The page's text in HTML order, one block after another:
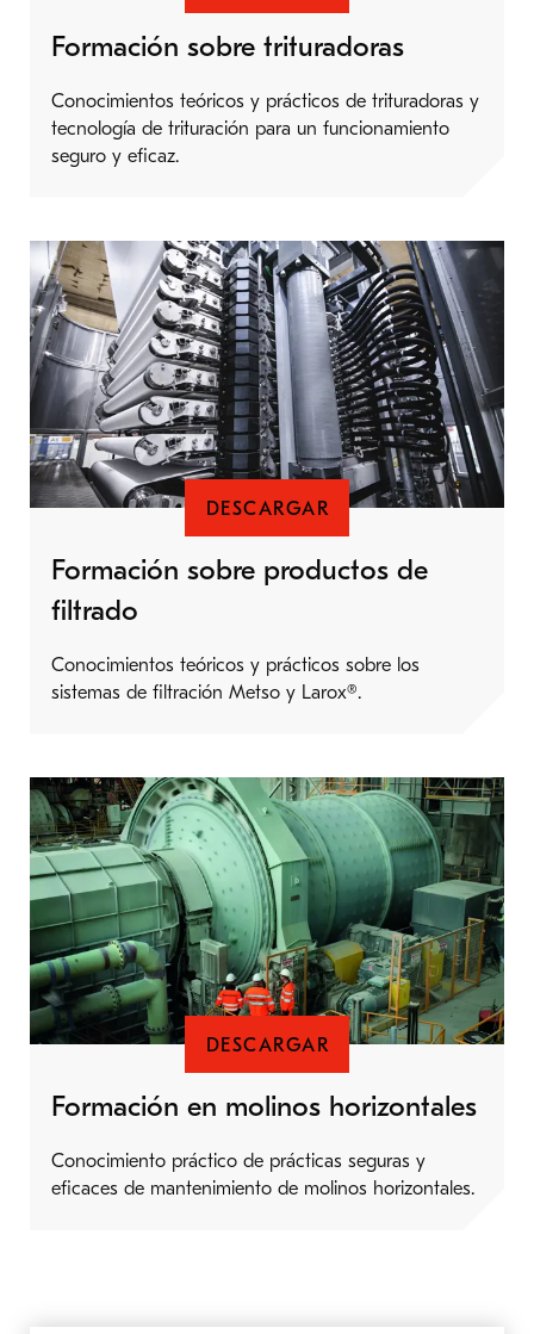
Formación sobre trituradoras
Conocimientos teóricos y prácticos de trituradoras y
tecnología de trituración para un funcionamiento
seguro y eficaz.
DESCARGAR
Formación sobre productos de
filtrado
Conocimientos teóricos y prácticos sobre los
sistemas de filtración Metso y Larox®.
DESCARGAR
Formación en molinos horizontales
Conocimiento práctico de prácticas seguras y
eficaces de mantenimiento de molinos horizontales.